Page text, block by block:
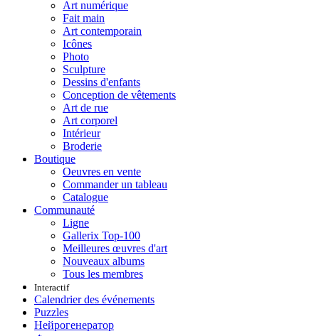
Art numérique
Fait main
Art contemporain
Icônes
Photo
Sculpture
Dessins d'enfants
Conception de vêtements
Art de rue
Art corporel
Intérieur
Broderie
Boutique
Oeuvres en vente
Commander un tableau
Catalogue
Communauté
Ligne
Gallerix Top-100
Meilleures œuvres d'art
Nouveaux albums
Tous les membres
Interactif
Calendrier des événements
Puzzles
Нейрогенератор